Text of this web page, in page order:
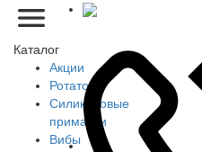
Каталог
Акции
Ротаторы
Силиконовые
приманки
Вибы